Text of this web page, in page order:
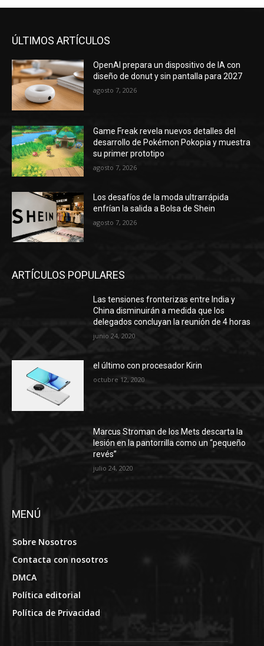
ÚLTIMOS ARTÍCULOS
OpenAI prepara un dispositivo de IA con
diseño de donut y sin pantalla para 2027
agosto 7, 2026
Game Freak revela nuevos detalles del
desarrollo de Pokémon Pokopia y muestra
su primer prototipo
agosto 7, 2026
Los desafíos de la moda ultrarrápida
enfrían la salida a Bolsa de Shein
agosto 7, 2026
ARTÍCULOS POPULARES
Las tensiones fronterizas entre India y
China disminuirán a medida que los
delegados concluyan la reunión de 4 horas
junio 24, 2020
el último con procesador Kirin
octubre 12, 2020
Marcus Stroman de los Mets descarta la
lesión en la pantorrilla como un “pequeño
revés”
julio 24, 2020
MENÚ
Sobre Nosotros
Contacta con nosotros
DMCA
Política editorial
Política de Privacidad